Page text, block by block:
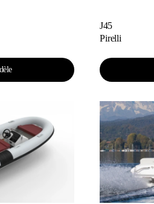
J45
Pirelli